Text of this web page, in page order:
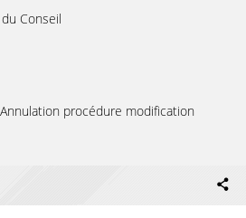
Conseil
procédure modification